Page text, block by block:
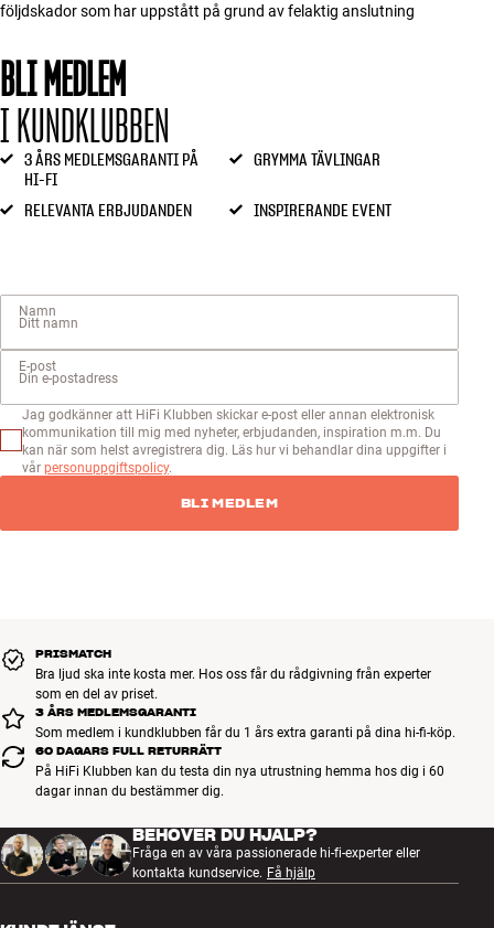
följdskador som har uppstått på grund av felaktig anslutning
BLI MEDLEM
I KUNDKLUBBEN
3 ÅRS MEDLEMSGARANTI PÅ
HI-FI
GRYMMA TÄVLINGAR
RELEVANTA ERBJUDANDEN INSPIRERANDE EVENT
Namn
E-post
Jag godkänner att HiFi Klubben skickar e-post eller annan elektronisk
kommunikation till mig med nyheter, erbjudanden, inspiration m.m. Du
kan när som helst avregistrera dig. Läs hur vi behandlar dina uppgifter i
vår personuppgiftspolicy.
BLI MEDLEM
PRISMATCH
Bra ljud ska inte kosta mer. Hos oss får du rådgivning från experter
som en del av priset.
3 ÅRS MEDLEMSGARANTI
Som medlem i kundklubben får du 1 års extra garanti på dina hi-fi-köp.
60 DAGARS FULL RETURRÄTT
På HiFi Klubben kan du testa din nya utrustning hemma hos dig i 60
dagar innan du bestämmer dig.
BEHÖVER DU HJÄLP?
Fråga en av våra passionerade hi-fi-experter eller
kontakta kundservice. Få hjälp